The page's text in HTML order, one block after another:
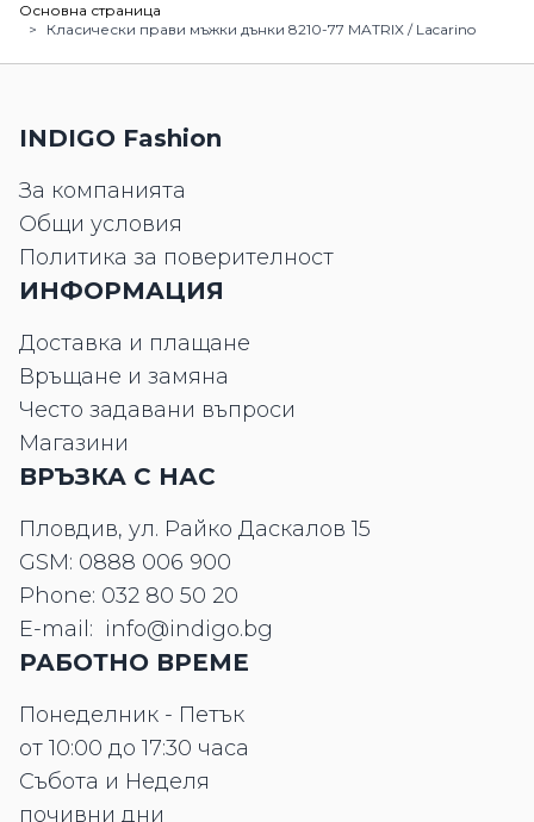
Основна страница
>
Класически прави мъжки дънки 8210-77 MATRIX / Lacarino
INDIGO Fashion
За компанията
Общи условия
Политика за поверителност
ИНФОРМАЦИЯ
Доставка и плащане
Връщане и замяна
Често задавани въпроси
Магазини
ВРЪЗКА С НАС
Пловдив, ул. Райко Даскалов 15
GSM: 0888 006 900
Phone: 032 80 50 20
E-mail: info@indigo.bg
РАБОТНО ВРЕМЕ
Понеделник - Петък
от 10:00 до 17:30 часа
Събота и Неделя
почивни дни